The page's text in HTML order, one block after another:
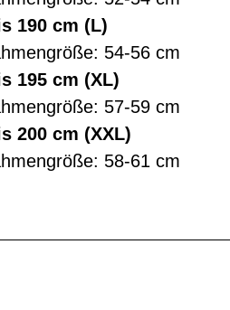
190 cm (L)
54-56 cm
195 cm (XL)
57-59 cm
200 cm (XXL)
58-61 cm